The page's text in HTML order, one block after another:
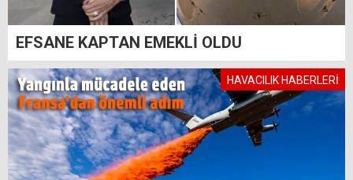
EFSANE KAPTAN EMEKLİ OLDU
HAVACILIK HABERLERİ